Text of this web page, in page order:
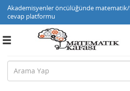
Akademisyenler öncülüğünde
cevap platformu
Toggle